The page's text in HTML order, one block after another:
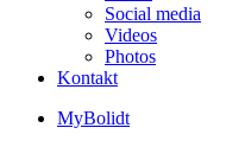
Social media
Videos
Photos
Kontakt
MyBolidt